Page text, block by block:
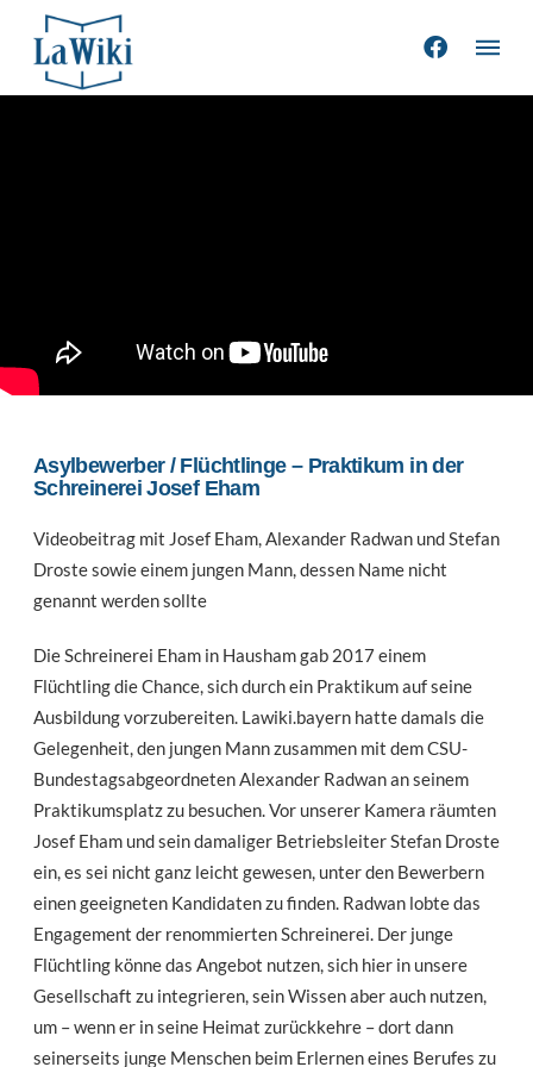
Asylbewerber / Flüchtlinge – Praktikum in der
Schreinerei Josef Eham
Videobeitrag mit Josef Eham, Alexander Radwan und Stefan
Droste sowie einem jungen Mann, dessen Name nicht
genannt werden sollte
Die Schreinerei Eham in Hausham gab 2017 einem
Flüchtling die Chance, sich durch ein Praktikum auf seine
Ausbildung vorzubereiten. Lawiki.bayern hatte damals die
Gelegenheit, den jungen Mann zusammen mit dem CSU-
Bundestagsabgeordneten Alexander Radwan an seinem
Praktikumsplatz zu besuchen. Vor unserer Kamera räumten
Josef Eham und sein damaliger Betriebsleiter Stefan Droste
ein, es sei nicht ganz leicht gewesen, unter den Bewerbern
einen geeigneten Kandidaten zu finden. Radwan lobte das
Engagement der renommierten Schreinerei. Der junge
Flüchtling könne das Angebot nutzen, sich hier in unsere
Gesellschaft zu integrieren, sein Wissen aber auch nutzen,
um – wenn er in seine Heimat zurückkehre – dort dann
seinerseits junge Menschen beim Erlernen eines Berufes zu